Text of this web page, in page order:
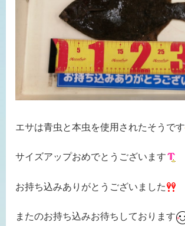
エサは青虫と本虫を使用されたそうです
サイズアップおめでとうございます
お持ち込みありがとうございました
またのお持ち込みお待ちしております